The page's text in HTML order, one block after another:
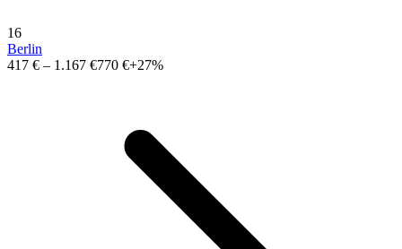
16
Berlin
417 € – 1.167 €770 €+27%